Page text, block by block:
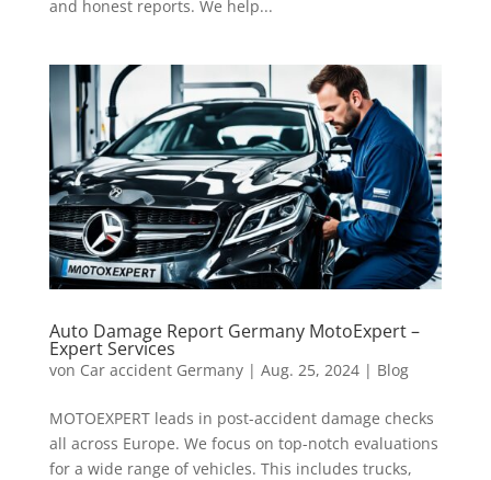
and honest reports. We help...
Auto Damage Report Germany MotoExpert –
Expert Services
von Car accident Germany| Aug. 25, 2024| Blog
MOTOEXPERT leads in post-accident damage checks
all across Europe. We focus on top-notch evaluations
for a wide range of vehicles. This includes trucks,